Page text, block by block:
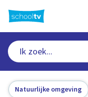
naar
hoofdinhoud
Natuurlijke omgeving